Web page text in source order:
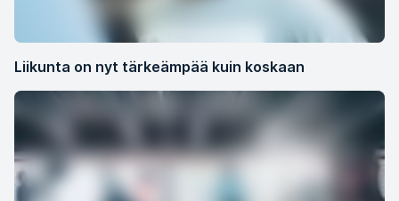
Liikunta on nyt tärkeämpää kuin koskaan